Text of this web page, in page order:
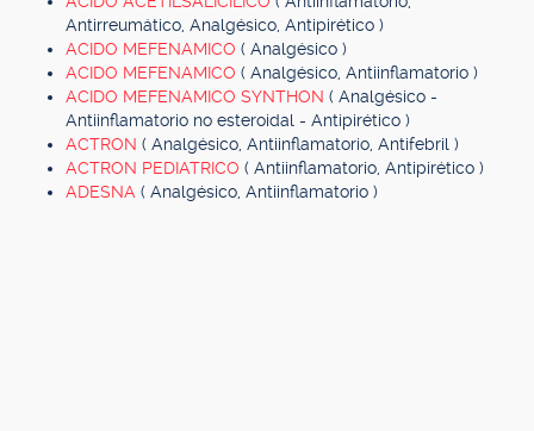
Antirreumático, Analgésico, Antipirético )
ACIDO MEFENAMICO ( Analgésico )
ACIDO MEFENAMICO ( Analgésico, Antiinflamatorio )
ACIDO MEFENAMICO SYNTHON ( Analgésico -
Antiinflamatorio no esteroidal - Antipirético )
ACTRON ( Analgésico, Antiinflamatorio, Antifebril )
ACTRON PEDIATRICO ( Antiinflamatorio, Antipirético )
ADESNA ( Analgésico, Antiinflamatorio )